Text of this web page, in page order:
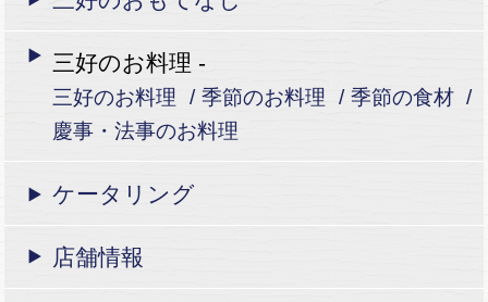
三好のお料理 -
三好のお料理 季節のお料理
季節の食材
慶事・法事のお料理
ケータリング
店舗情報